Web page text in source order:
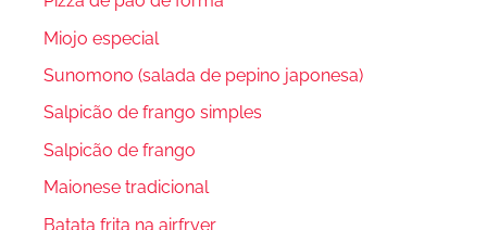
Miojo especial
Sunomono (salada de pepino japonesa)
Salpicão de frango simples
Salpicão de frango
Maionese tradicional
Batata frita na airfryer